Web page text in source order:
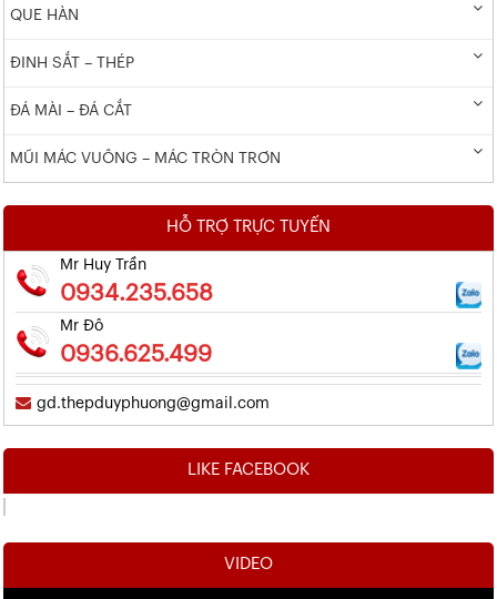
QUE HÀN
ĐINH SẮT – THÉP
ĐÁ MÀI – ĐÁ CẮT
MŨI MÁC VUÔNG – MÁC TRÒN TRƠN
HỖ TRỢ TRỰC TUYẾN
Mr Huy Trần
0934.235.658
Mr Đô
0936.625.499
gd.thepduyphuong@gmail.com
LIKE FACEBOOK
VIDEO